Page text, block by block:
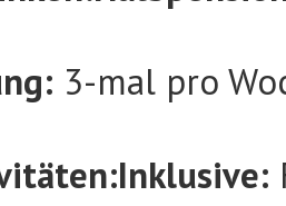
3-mal pro
Inklusive: